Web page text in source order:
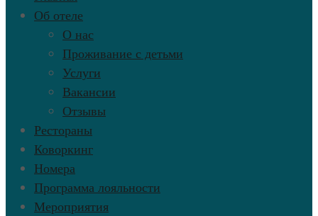
Об отеле
О нас
Проживание с детьми
Услуги
Вакансии
Отзывы
Рестораны
Коворкинг
Номера
Программа лояльности
Мероприятия